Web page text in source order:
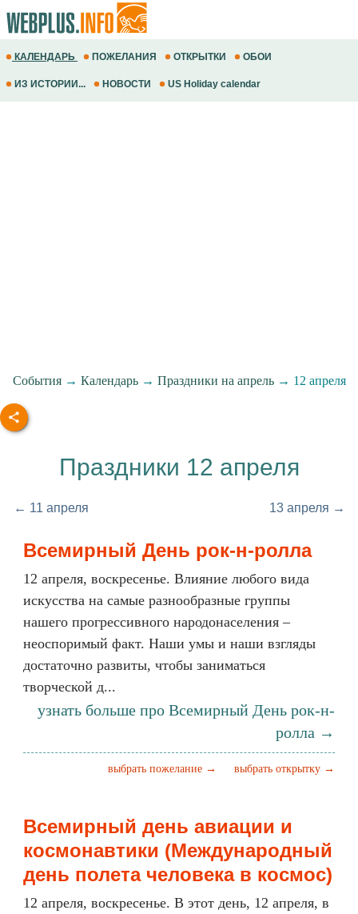
КАЛЕНДАРЬ ПОЖЕЛАНИЯ ОТКРЫТКИ ОБОИ
ИЗ ИСТОРИИ... НОВОСТИ US Holiday calendar
События→ Календарь→ Праздники на апрель→ 12 апреля
Праздники 12 апреля
← 11 апреля 13 апреля →
Всемирный День рок-н-ролла
12 апреля, воскресенье. Влияние любого вида
искусства на самые разнообразные группы
нашего прогрессивного народонаселения –
неоспоримый факт. Наши умы и наши взгляды
достаточно развиты, чтобы заниматься
творческой д...
узнать больше про Всемирный День рок-н-
ролла →
выбрать открытку →
выбрать пожелание →
Всемирный день авиации и
космонавтики (Международный
день полета человека в космос)
12 апреля, воскресенье. В этот день, 12 апреля, в